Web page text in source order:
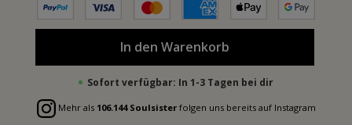
In den Warenkorb
Sofort verfügbar: In 1-3 Tagen bei dir
Mehr als 106.144 Soulsisterfolgen uns bereits auf Instagram